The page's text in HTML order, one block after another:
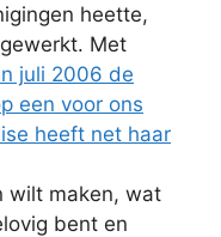
heette,
Met
juli 2006 de
een voor ons
heeft net haar
wilt maken, wat
bent en